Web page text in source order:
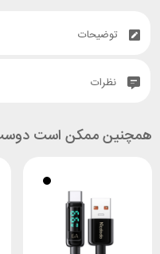
توضیحات
نظرات
همچنین ممکن است